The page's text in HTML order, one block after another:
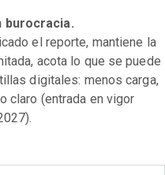
burocracia.
el reporte, mantiene la
acota lo que se puede
digitales: menos carga,
claro (entrada en vigor